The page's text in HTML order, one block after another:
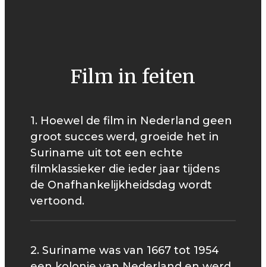
Film in feiten
1. Hoewel de film in Nederland geen
groot succes werd, groeide het in
Suriname uit tot een echte
filmklassieker die ieder jaar tijdens
de Onafhankelijkheidsdag wordt
vertoond.
2. Suriname was van 1667 tot 1954